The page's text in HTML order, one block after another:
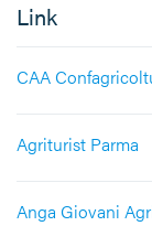
Link
CAA
Agriturist Parma
Anga Giovani